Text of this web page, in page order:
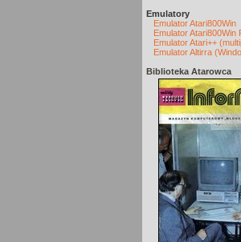
Emulatory
Emulator Atari800Win
Emulator Atari800Win
Emulator Atari++
Emulator Altirra
Biblioteka Atarowca